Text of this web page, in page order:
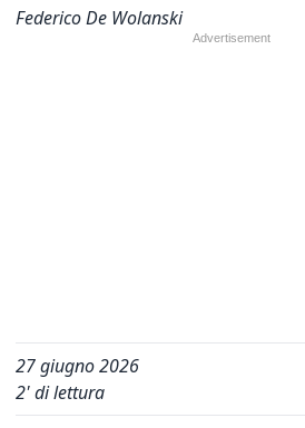
Federico De Wolanski
27 giugno 2026
2' di lettura